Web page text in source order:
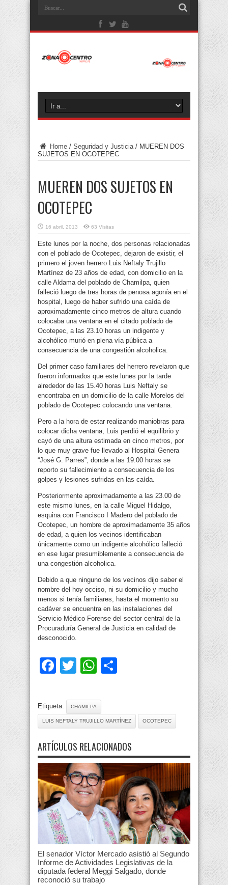
Home / Seguridad y Justicia / MUEREN DOS
SUJETOS EN OCOTEPEC
MUEREN DOS SUJETOS EN
OCOTEPEC
16 abril, 2013 63 Visitas
Este lunes por la noche, dos personas relacionadas
con el poblado de Ocotepec, dejaron de existir, el
primero el joven herrero Luis Neftaly Trujillo
Martínez de 23 años de edad, con domicilio en la
calle Aldama del poblado de Chamilpa, quien
falleció luego de tres horas de penosa agonía en el
hospital, luego de haber sufrido una caída de
aproximadamente cinco metros de altura cuando
colocaba una ventana en el citado poblado de
Ocotepec, a las 23.10 horas un indigente y
alcohólico murió en plena vía pública a
consecuencia de una congestión alcoholica.
Del primer caso familiares del herrero revelaron que
fueron informados que este lunes por la tarde
alrededor de las 15.40 horas Luis Neftaly se
encontraba en un domicilio de la calle Morelos del
poblado de Ocotepec colocando una ventana.
Pero a la hora de estar realizando maniobras para
colocar dicha ventana, Luis perdió el equilibrio y
cayó de una altura estimada en cinco metros, por
lo que muy grave fue llevado al Hospital Genera
“José G. Parres”, donde a las 19.00 horas se
reporto su fallecimiento a consecuencia de los
golpes y lesiones sufridas en las caída.
Posteriormente aproximadamente a las 23.00 de
este mismo lunes, en la calle Miguel Hidalgo,
esquina con Francisco I Madero del poblado de
Ocotepec, un hombre de aproximadamente 35 años
de edad, a quien los vecinos identificaban
únicamente como un indigente alcohólico falleció
en ese lugar presumiblemente a consecuencia de
una congestión alcoholica.
Debido a que ninguno de los vecinos dijo saber el
nombre del hoy occiso, ni su domicilio y mucho
menos si tenía familiares, hasta el momento su
cadáver se encuentra en las instalaciones del
Servicio Médico Forense del sector central de la
Procuraduría General de Justicia en calidad de
desconocido.
Facebook
TwitterWhatsApp
Etiqueta: CHAMILPA
LUIS NEFTALY TRUJILLO MARTÍNEZ OCOTEPEC
ARTÍCULOS RELACIONADOS
El senador Víctor Mercado asistió al Segundo
Informe de Actividades Legislativas de la
diputada federal Meggi Salgado, donde
reconoció su trabajo